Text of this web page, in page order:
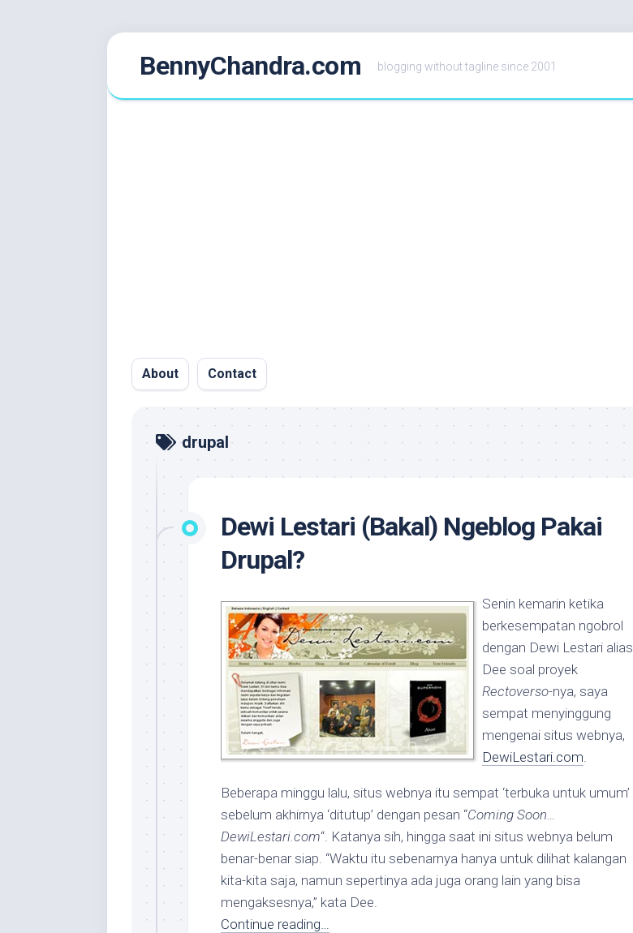
BennyChandra.com blogging without tagline since 2001
About Contact
drupal
Dewi Lestari (Bakal) Ngeblog Pakai
Drupal?
Senin kemarin ketika
berkesempatan ngobrol
dengan Dewi Lestari alias
Dee soal proyek
Rectoverso-nya, saya
sempat menyinggung
mengenai situs webnya,
DewiLestari.com.
Beberapa minggu lalu, situs webnya itu sempat ‘terbuka untuk umum’
sebelum akhirnya ‘ditutup’ dengan pesan “Coming Soon…
DewiLestari.com“. Katanya sih, hingga saat ini situs webnya belum
benar-benar siap. “Waktu itu sebenarnya hanya untuk dilihat kalangan
kita-kita saja, namun sepertinya ada juga orang lain yang bisa
mengaksesnya,” kata Dee.
Continue reading…